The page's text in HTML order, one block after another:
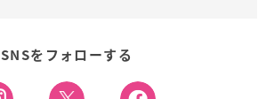
SNSをフォローする